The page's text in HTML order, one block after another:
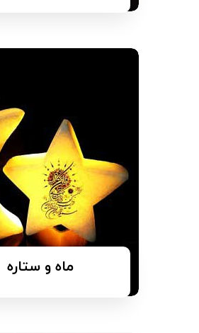
ماه و ستاره